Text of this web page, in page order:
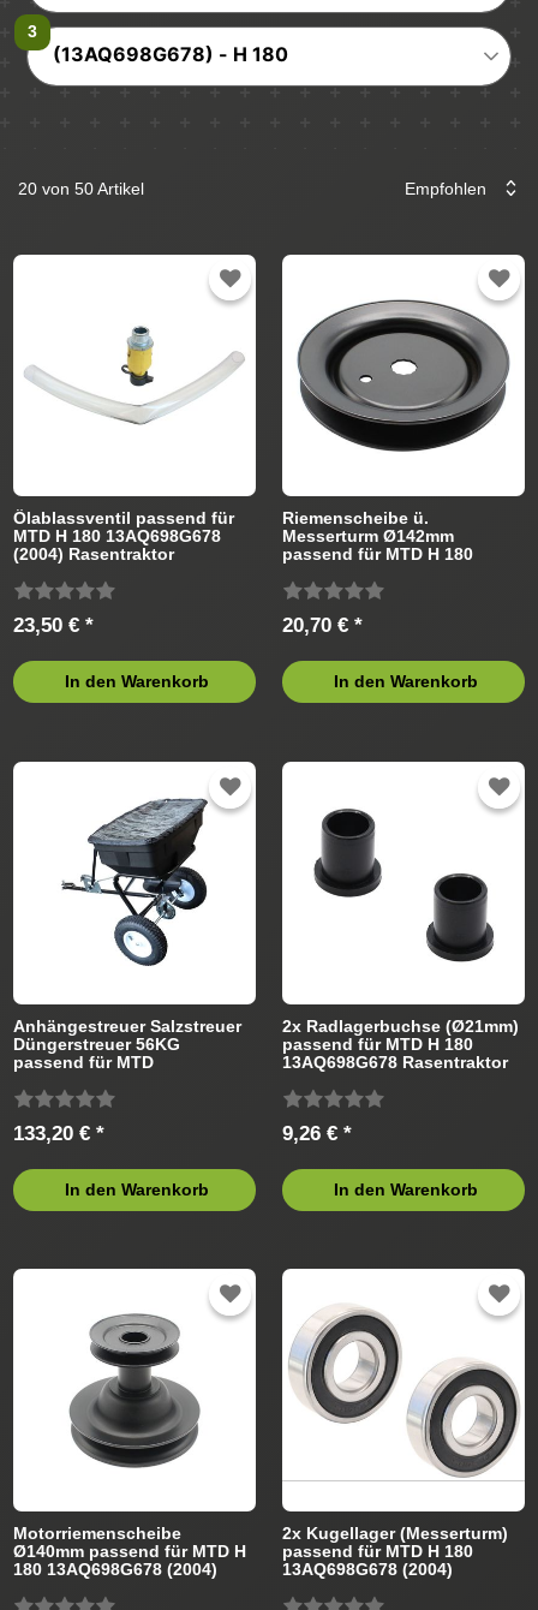
(13AQ698G678) - H 180
20 von 50 Artikel
Ölablassventil passend für
MTD H 180 13AQ698G678
(2004) Rasentraktor
23,50 € *
In den Warenkorb
Riemenscheibe ü.
Messerturm Ø142mm
passend für MTD H 180
Rasentraktor
20,70 € *
In den Warenkorb
Anhängestreuer Salzstreuer
Düngerstreuer 56KG
passend für MTD
133,20 € *
In den Warenkorb
2x Radlagerbuchse (Ø21mm)
passend für MTD H 180
13AQ698G678 Rasentraktor
9,26 € *
In den Warenkorb
Motorriemenscheibe
Ø140mm passend für MTD H
180 13AQ698G678 (2004)
2x Kugellager (Messerturm)
passend für MTD H 180
13AQ698G678 (2004)